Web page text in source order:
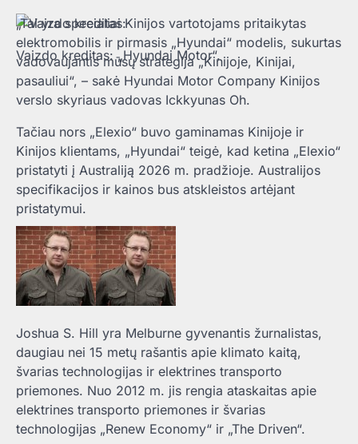
Vaizdo kreditas: „Hyundai Motor“.
„Tai yra specialiai Kinijos vartotojams pritaikytas
elektromobilis ir pirmasis „Hyundai“ modelis, sukurtas
vadovaujantis mūsų strategija „Kinijoje, Kinijai,
pasauliui“, – sakė Hyundai Motor Company Kinijos
verslo skyriaus vadovas Ickkyunas Oh.
Tačiau nors „Elexio“ buvo gaminamas Kinijoje ir
Kinijos klientams, „Hyundai“ teigė, kad ketina „Elexio“
pristatyti į Australiją 2026 m. pradžioje. Australijos
specifikacijos ir kainos bus atskleistos artėjant
pristatymui.
Joshua S. Hill yra Melburne gyvenantis žurnalistas,
daugiau nei 15 metų rašantis apie klimato kaitą,
švarias technologijas ir elektrines transporto
priemones. Nuo 2012 m. jis rengia ataskaitas apie
elektrines transporto priemones ir švarias
technologijas „Renew Economy“ ir „The Driven“.